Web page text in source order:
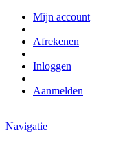
Mijn account
Afrekenen
Inloggen
Aanmelden
Navigatie